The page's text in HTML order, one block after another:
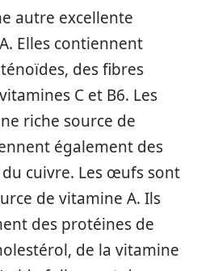
autre excellente
Elles contiennent
des fibres
C et B6. Les
riche source de
également des
cuivre. Les œufs sont
de vitamine A. Ils
des protéines de
de la vitamine